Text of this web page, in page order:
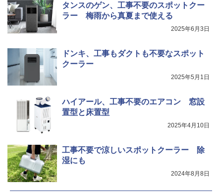
タンスのゲン、工事不要のスポットクー
ラー 梅雨から真夏まで使える
2025年6月3日
ドンキ、工事もダクトも不要なスポット
クーラー
2025年5月1日
ハイアール、工事不要のエアコン 窓設
置型と床置型
2025年4月10日
工事不要で涼しいスポットクーラー 除
湿にも
2024年8月8日